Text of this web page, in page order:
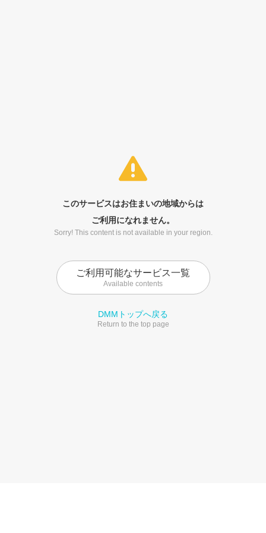
このサービスはお住まいの地域からは
ご利用になれません。
Sorry! This content is not available in your region.
ご利用可能なサービス一覧
Available contents
DMMトップへ戻る
Return to the top page